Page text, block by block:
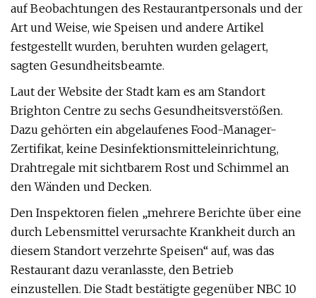
auf Beobachtungen des Restaurantpersonals und der
Art und Weise, wie Speisen und andere Artikel
festgestellt wurden, beruhten wurden gelagert,
sagten Gesundheitsbeamte.
Laut der Website der Stadt kam es am Standort
Brighton Centre zu sechs Gesundheitsverstößen.
Dazu gehörten ein abgelaufenes Food-Manager-
Zertifikat, keine Desinfektionsmitteleinrichtung,
Drahtregale mit sichtbarem Rost und Schimmel an
den Wänden und Decken.
Den Inspektoren fielen „mehrere Berichte über eine
durch Lebensmittel verursachte Krankheit durch an
diesem Standort verzehrte Speisen“ auf, was das
Restaurant dazu veranlasste, den Betrieb
einzustellen. Die Stadt bestätigte gegenüber NBC 10